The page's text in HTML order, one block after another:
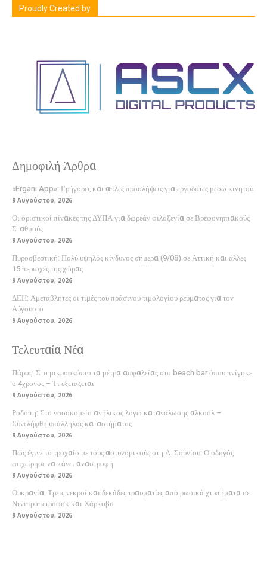
Proudly Created by
Δημοφιλή Άρθρα
«Ergani App»: Γρήγορες και απλές προσλήψεις για εργοδότες μέσω κινητού
9 Αυγούστου, 2026
Οι οριστικοί πίνακες της ΔΥΠΑ για δωρεάν φιλοξενία σε Βρεφονηπιακούς
Σταθμούς
9 Αυγούστου, 2026
Πυροσβεστική: Πολύ υψηλός κίνδυνος σήμερα (9/08) σε Αττική και άλλες
15 περιοχές της χώρας
9 Αυγούστου, 2026
ΔΕΗ: Αμετάβλητες οι τιμές του πράσινου τιμολογίου ρεύματος για τον
Αύγουστο
9 Αυγούστου, 2026
Τελευταία Νέα
Πάρος: Στο μικροσκόπιο τα μέτρα ασφαλείας στο beach bar όπου πνίγηκε
ο 4χρονος – Τι εξετάζεται
9 Αυγούστου, 2026
Ροδόπη: Στο νοσοκομείο ανήλικος λόγω κατανάλωσης αλκοόλ –
Συνελήφθη υπάλληλος καταστήματος
9 Αυγούστου, 2026
Πώς έγινε το τροχαίο με τους αστυνομικούς στη Λ. Σουνίου: Ο οδηγός
επιχείρησε να κάνει αναστροφή
9 Αυγούστου, 2026
Ουκρανία: Τρεις νεκροί και δεκάδες τραυματίες από ρωσικά χτυπήματα σε
Ντνιπροπετρόφσκ και Χάρκοβο
9 Αυγούστου, 2026